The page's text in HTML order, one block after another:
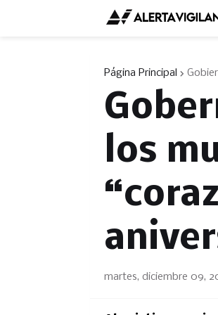
Página Principal
los
martes, diciembre 09,